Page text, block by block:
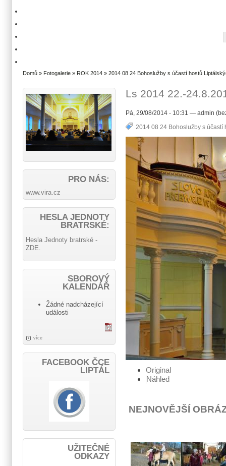
Domů » Fotogalerie » ROK 2014 » 2014 08 24 Bohoslužby s účastí hostů
Ls 2014 22.-
Pá, 29/08/2014 - 10:31 — admin
2014 08 24 Bohoslužby s
Original
Náhled
NEJNOVĚJŠÍ
PRO NÁS:
www.vira.cz
HESLA JEDNOTY
BRATRSKÉ:
Hesla Jednoty bratrské -
ZDE.
SBOROVÝ
KALENDÁŘ
Žádné nadcházející
události
více
FACEBOOK ČCE
LIPTÁL
UŽITEČNÉ
ODKAZY